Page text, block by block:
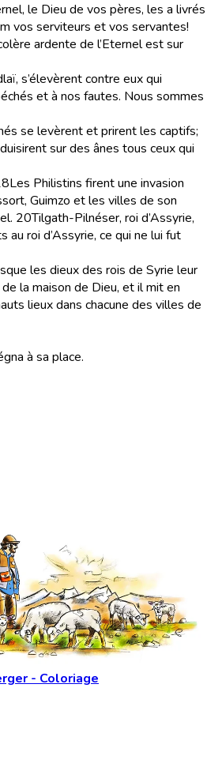
le Dieu de vos pères, les a livrés
vos serviteurs et vos servantes!
ardente de l’Eternel est sur
s’élevèrent contre eux qui
et à nos fautes. Nous sommes
se levèrent et prirent les captifs;
sur des ânes tous ceux qui
Les Philistins firent une invasion
Guimzo et les villes de son
20Tilgath-Pilnéser, roi d’Assyrie,
au roi d’Assyrie, ce qui ne lui fut
les dieux des rois de Syrie leur
la maison de Dieu, et il mit en
lieux dans chacune des villes de
à sa place.
- Coloriage